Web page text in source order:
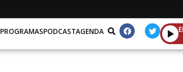
PROGRAMASPODCASTAGENDA